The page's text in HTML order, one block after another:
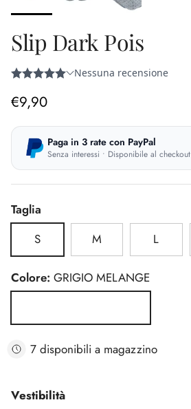
Slip Dark Pois
Prezzo normale
€9,90
Paga in 3 rate con PayPal
Senza interessi • Disponibile al checkout
Taglia
S
M L
Colore: GRIGIO MELANGE
7 disponibili a magazzino
Vestibilità